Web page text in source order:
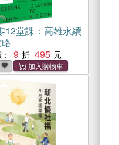
12堂課：高雄永續
9 495